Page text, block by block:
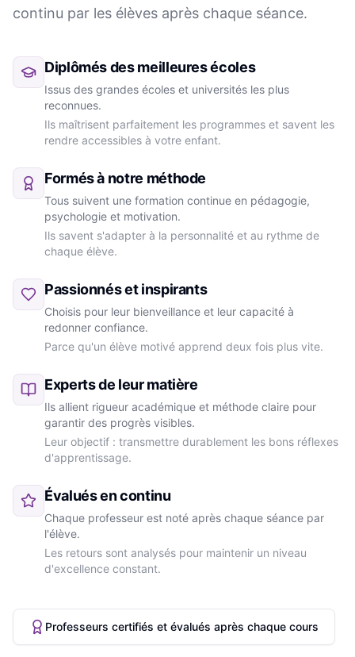
continu par les élèves après chaque séance.
Diplômés des meilleures écoles
Issus des grandes écoles et universités les plus
reconnues.
Ils maîtrisent parfaitement les programmes et savent les
rendre accessibles à votre enfant.
Formés à notre méthode
Tous suivent une formation continue en pédagogie,
psychologie et motivation.
Ils savent s'adapter à la personnalité et au rythme de
chaque élève.
Passionnés et inspirants
Choisis pour leur bienveillance et leur capacité à
redonner confiance.
Parce qu'un élève motivé apprend deux fois plus vite.
Experts de leur matière
Ils allient rigueur académique et méthode claire pour
garantir des progrès visibles.
Leur objectif : transmettre durablement les bons réflexes
d'apprentissage.
Évalués en continu
Chaque professeur est noté après chaque séance par
l'élève.
Les retours sont analysés pour maintenir un niveau
d'excellence constant.
Professeurs certifiés et évalués après chaque cours